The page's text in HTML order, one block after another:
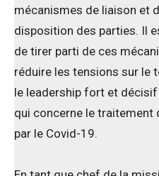
mécanismes de liaison et
disposition des parties. Il
de tirer parti de ces
réduire les tensions sur le
le leadership fort et
qui concerne le traitement
par le Covid-19.